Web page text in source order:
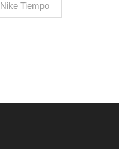
Nike Tiempo